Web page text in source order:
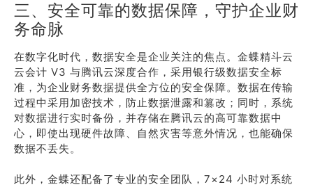
三、安全可靠的数据保障，守护企业财
务命脉
在数字化时代，数据安全是企业关注的焦点。金蝶精斗云
云会计 V3 与腾讯云深度合作，采用银行级数据安全标
准，为企业财务数据提供全方位的安全保障。数据在传输
过程中采用加密技术，防止数据泄露和篡改；同时，系统
对数据进行实时备份，并存储在腾讯云的高可靠数据中
心，即使出现硬件故障、自然灾害等意外情况，也能确保
数据不丢失。
此外，金蝶还配备了专业的安全团队，7×24 小时对系统